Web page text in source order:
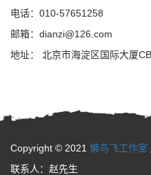
电话：010-57651258
邮箱：dianzi@126.com
地址： 北京市海淀区国际大厦
Copyright © 2021 懒鸟飞工作室
联系人：赵先生